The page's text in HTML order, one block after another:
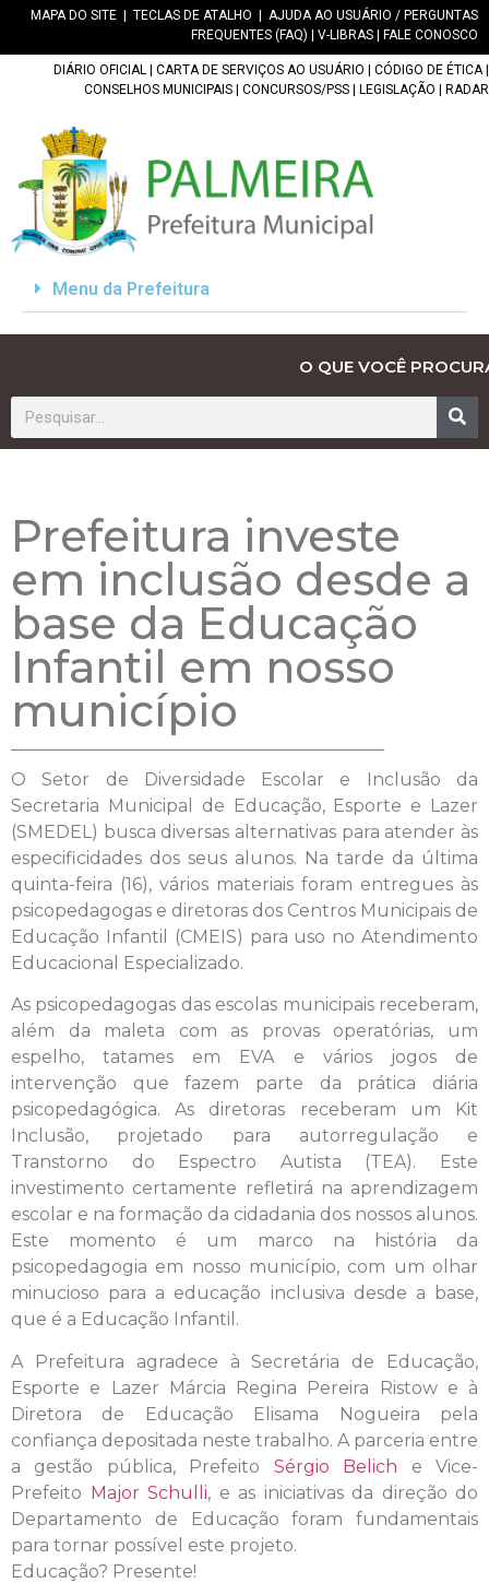
MAPA DO SITE TECLAS DE ATALHO
AJUDA AO USUÁRIO / PERGUNTAS
FREQUENTES (FAQ)
V-LIBRAS FALE CONOSCO
DIÁRIO OFICIAL CARTA DE SERVIÇOS AO USUÁRIO CÓDIGO DE ÉTICA|
CONSELHOS MUNICIPAIS
CONCURSOS/PSS LEGISLAÇÃO RADAR
Menu da Prefeitura
O QUE VOCÊ
Prefeitura investe
em inclusão desde a
base da Educação
Infantil em nosso
município
O Setor de Diversidade Escolar e Inclusão da
Secretaria Municipal de Educação, Esporte e Lazer
(SMEDEL) busca diversas alternativas para atender às
especificidades dos seus alunos. Na tarde da última
quinta-feira (16), vários materiais foram entregues às
psicopedagogas e diretoras dos Centros Municipais de
Educação Infantil (CMEIS) para uso no Atendimento
Educacional Especializado.
As psicopedagogas das escolas municipais receberam,
além da maleta com as provas operatórias, um
espelho, tatames em EVA e vários jogos de
intervenção que fazem parte da prática diária
psicopedagógica. As diretoras receberam um Kit
Inclusão, projetado para autorregulação e
Transtorno do Espectro Autista (TEA). Este
investimento certamente refletirá na aprendizagem
escolar e na formação da cidadania dos nossos alunos.
Este momento é um marco na história da
psicopedagogia em nosso município, com um olhar
minucioso para a educação inclusiva desde a base,
que é a Educação Infantil.
A Prefeitura agradece à Secretária de Educação,
Esporte e Lazer Márcia Regina Pereira Ristow e à
Diretora de Educação Elisama Nogueira pela
confiança depositada neste trabalho. A parceria entre
a gestão pública, Prefeito Sérgio Belich e Vice-
Prefeito Major Schulli, e as iniciativas da direção do
Departamento de Educação foram fundamentais
para tornar possível este projeto.
Educação? Presente!